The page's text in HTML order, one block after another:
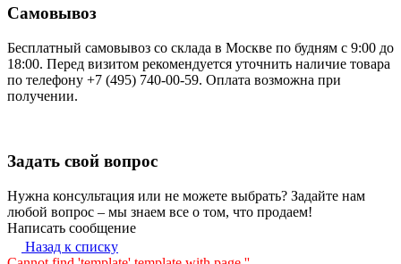
Самовывоз
Бесплатный самовывоз со склада в Москве по будням с 9:00 до
18:00. Перед визитом рекомендуется уточнить наличие товара
по телефону +7 (495) 740-00-59. Оплата возможна при
получении.
Задать свой вопрос
Нужна консультация или не можете выбрать? Задайте нам
любой вопрос – мы знаем все о том, что продаем!
Написать сообщение
Назад к списку